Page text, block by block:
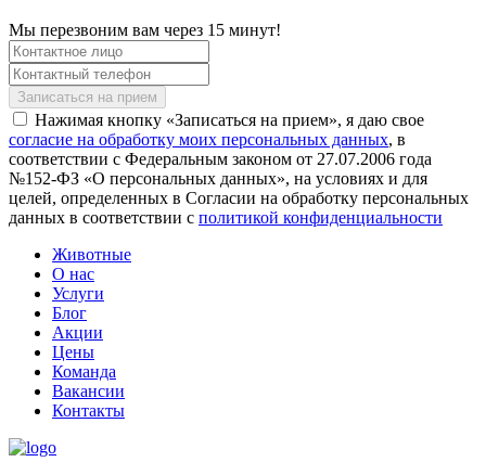
Мы перезвоним вам через 15 минут!
Нажимая кнопку «Записаться на прием», я даю свое
согласие на обработку моих персональных данных, в
соответствии с Федеральным законом от 27.07.2006 года
№152-ФЗ «О персональных данных», на условиях и для
целей, определенных в Согласии на обработку персональных
данных в соответствии с политикой конфиденциальности
Животные
О нас
Услуги
Блог
Акции
Цены
Команда
Вакансии
Контакты